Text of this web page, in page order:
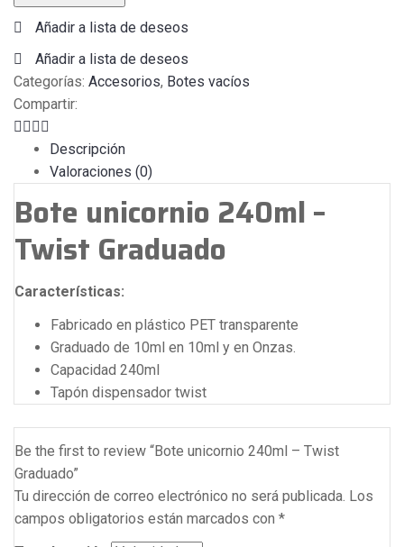
240ml
-
Twist
Graduado
cantidad
Añadir a lista de deseos
Añadir a lista de deseos
Categorías: Accesorios, Botes vacíos
Compartir:
Descripción
Valoraciones (0)
Bote unicornio 240ml –
Twist Graduado
Características:
Fabricado en plástico PET transparente
Graduado de 10ml en 10ml y en Onzas.
Capacidad 240ml
Tapón dispensador twist
Be the first to review “Bote unicornio 240ml – Twist
Graduado”
Tu dirección de correo electrónico no será publicada. Los
campos obligatorios están marcados con *